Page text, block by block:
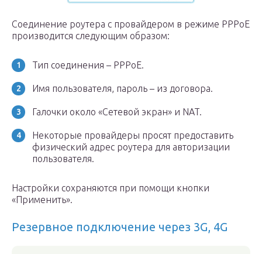
Соединение роутера с провайдером в режиме PPPoE
производится следующим образом:
Тип соединения – PPPoE.
Имя пользователя, пароль – из договора.
Галочки около «Сетевой экран» и NAT.
Некоторые провайдеры просят предоставить
физический адрес роутера для авторизации
пользователя.
Настройки сохраняются при помощи кнопки
«Применить».
Резервное подключение через 3G, 4G